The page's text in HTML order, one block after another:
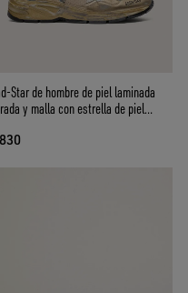
Star de hombre de piel laminada
y malla con estrella de piel